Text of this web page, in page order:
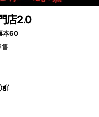
店2.0
本60
售
群